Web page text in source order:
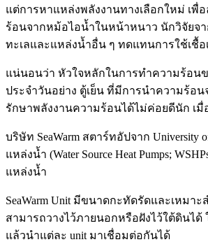
แต่การหาแหล่งพลังงานทางเลือกใหม่ เ
ร้อนจากหม้อไอน้ำในหน้าหนาว นักวิจัยจา
ทะเลและแหล่งน้ำอื่น ๆ ทดแทนการใช้เชื้
แน่นอนว่า หัวใจหลักในการทำความร้อนข
ประจำวันอย่าง ตู้เย็น ที่มีการนำความร้อ
รักษาพลังงานความร้อนได้ไม่ค่อยดีนัก เมื่
บริษัท SeaWarm สตาร์ทอัปจาก
แหล่งน้ำ (Water Source Heat Pumps;
แหล่งน้ำ
SeaWarm Unit มีขนาดกะทัดรัดและเหม
สามารถวางไว้ภายนอกหรือฝังไว้ใต้ดิน
แล้วนำแต่ละ unit มาเชื่อมต่อกันได้